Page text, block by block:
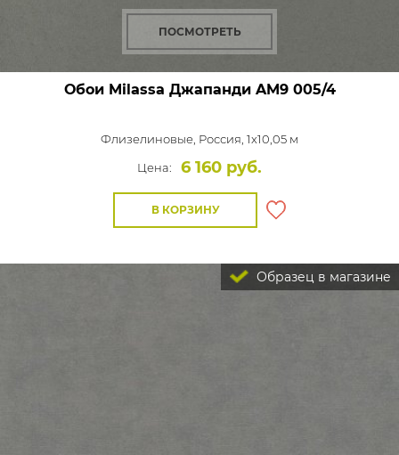
ПОСМОТРЕТЬ
Обои Milassa ДжапандиAM9 005/4
Флизелиновые, Россия, 1x10,05 м
Цена:
6 160 руб.
В КОРЗИНУ
Образец в магазине